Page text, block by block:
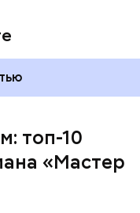
топ-10
«Мастер
Большой Садовой
века с большим
отношение к